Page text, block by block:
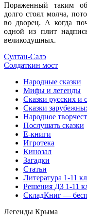
Пораженный таким
долго стоял молча,
во дворец. А когда
одной из плит
великодушных.
Султан-Салэ
Солдаткин мост
Народные сказки
Мифы и легенды
Сказки русских и
Сказки
Народное
Послушать сказки
Е-книги
Игротека
Кинозал
Загадки
Статьи
Литература 1-11
Решения ДЗ 1-11
СкладКниг —
Легенды Крыма